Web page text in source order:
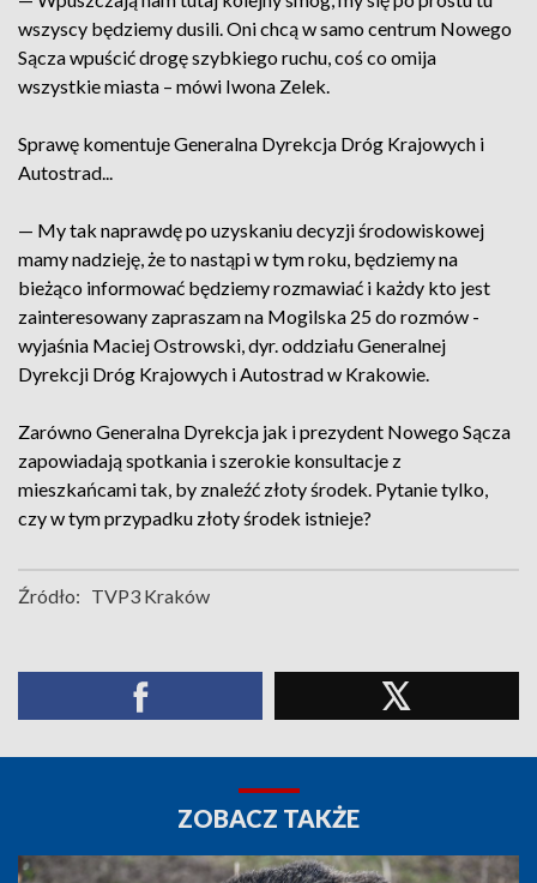
wszyscy będziemy dusili. Oni chcą w samo centrum Nowego
Sącza wpuścić drogę szybkiego ruchu, coś co omija
wszystkie miasta – mówi Iwona Zelek.
Sprawę komentuje Generalna Dyrekcja Dróg Krajowych i
Autostrad...
— My tak naprawdę po uzyskaniu decyzji środowiskowej
mamy nadzieję, że to nastąpi w tym roku, będziemy na
bieżąco informować będziemy rozmawiać i każdy kto jest
zainteresowany zapraszam na Mogilska 25 do rozmów -
wyjaśnia Maciej Ostrowski, dyr. oddziału Generalnej
Dyrekcji Dróg Krajowych i Autostrad w Krakowie.
Zarówno Generalna Dyrekcja jak i prezydent Nowego Sącza
zapowiadają spotkania i szerokie konsultacje z
mieszkańcami tak, by znaleźć złoty środek. Pytanie tylko,
czy w tym przypadku złoty środek istnieje?
Źródło: TVP3 Kraków
ZOBACZ TAKŻE